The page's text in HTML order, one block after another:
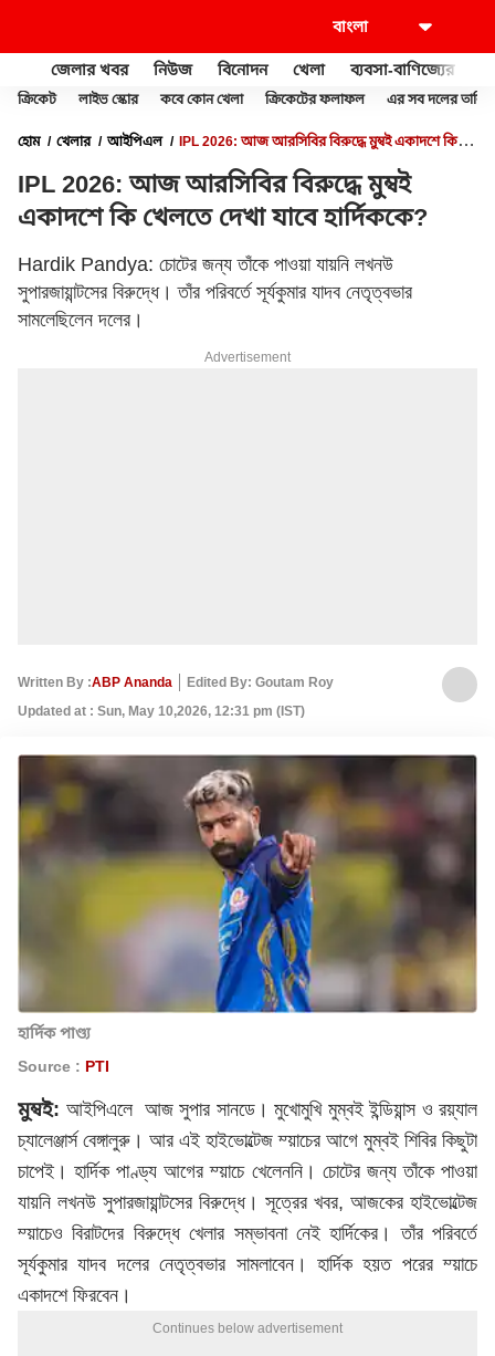
জেলার খবর নিউজ বিনোদন খেলা ব্যবসা-বাণিজ্যের
ক্রিকেট লাইভ স্কোর কবে কোন খেলা ক্রিকেটের ফলাফল এর সব দলের
হোম খেলার আইপিএল
IPL 2026: আজ আরসিবির বিরুদ্ধে মুম্বই একাদশে কি
IPL 2026: আজ আরসিবির বিরুদ্ধে মুম্বই
একাদশে কি খেলতে দেখা যাবে হার্দিককে?
Hardik Pandya: চোটের জন্য তাঁকে পাওয়া যায়নি লখনউ
সুপারজায়ান্টসের বিরুদ্ধে। তাঁর পরিবর্তে সূর্যকুমার যাদব নেতৃত্বভার
সামলেছিলেন দলের।
Advertisement
Written By :ABP Ananda
Edited By: Goutam Roy
Updated at : Sun, May 10,2026, 12:31 pm (IST)
হার্দিক পাণ্ড্য
Source : PTI
মুম্বই: আইপিএলে আজ সুপার সানডে। মুখোমুখি মুম্বই ইন্ডিয়ান্স ও রয়্যাল
চ্যালেঞ্জার্স বেঙ্গালুরু। আর এই হাইভোল্টেজ ম্য়াচের আগে মুম্বই শিবির কিছুটা
চাপেই। হার্দিক পাণ্ড্য আগের ম্য়াচে খেলেননি। চোটের জন্য তাঁকে পাওয়া
যায়নি লখনউ সুপারজায়ান্টসের বিরুদ্ধে। সূত্রের খবর, আজকের হাইভোল্টেজ
ম্য়াচেও বিরাটদের বিরুদ্ধে খেলার সম্ভাবনা নেই হার্দিকের। তাঁর পরিবর্তে
সূর্যকুমার যাদব দলের নেতৃত্বভার সামলাবেন। হার্দিক হয়ত পরের ম্য়াচে
একাদশে ফিরবেন।
Continues below advertisement